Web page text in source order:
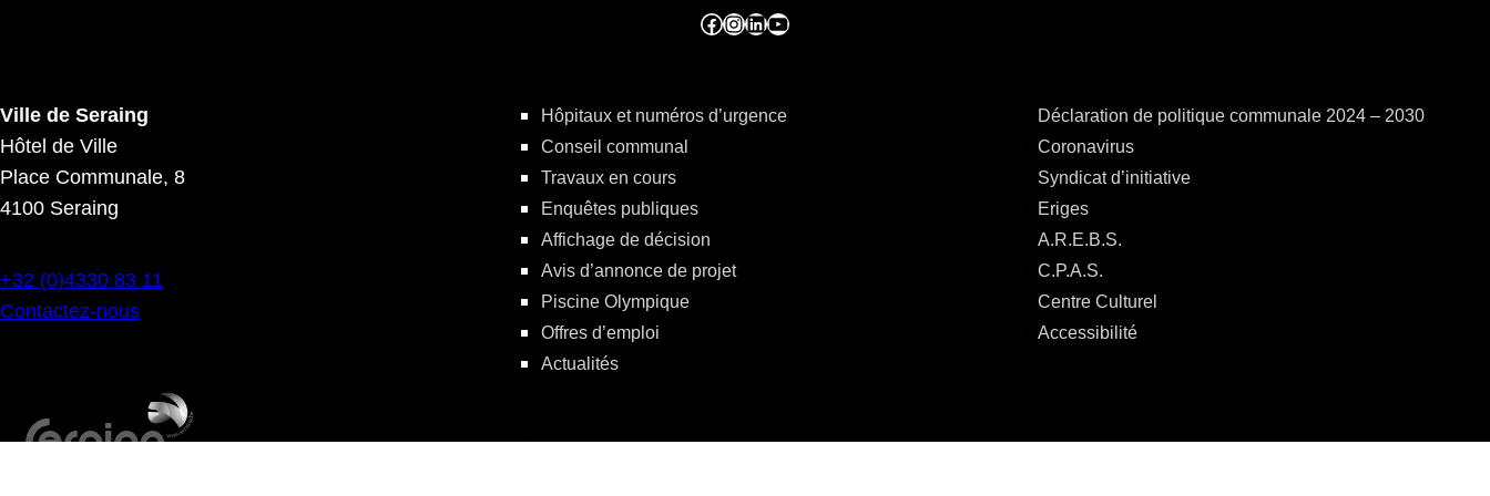
Facebook ville de seraing Instragram ville de seraing linkedin – ville de seraing YouTube
Ville de Seraing
Hôtel de Ville
Place Communale, 8
4100 Seraing
+32 (0)4330 83 11
Contactez-nous
Hôpitaux et numéros d’urgence
Conseil communal
Travaux en cours
Enquêtes publiques
Affichage de décision
Avis d’annonce de projet
Piscine Olympique
Offres d’emploi
Actualités
Déclaration de politique communale 2024 – 2030
Coronavirus
Syndicat d’initiative
Eriges
A.R.E.B.S.
C.P.A.S.
Centre Culturel
Accessibilité